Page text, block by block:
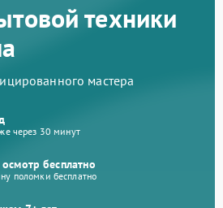
техники
мастера
через 30 минут
бесплатно
поломки бесплатно